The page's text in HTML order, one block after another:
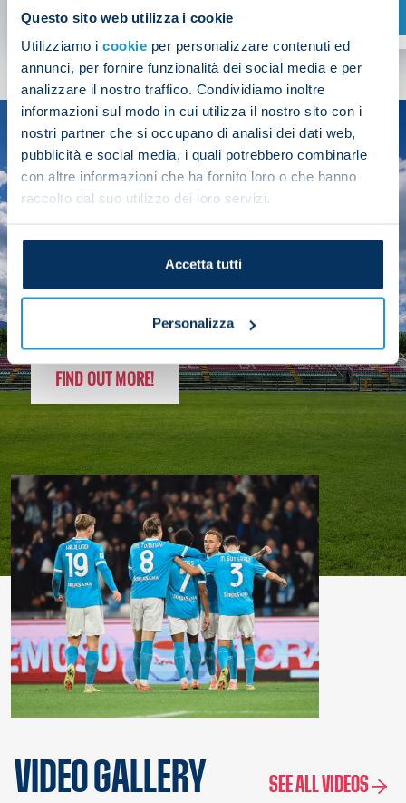
Questo sito web utilizza i cookie
Utilizziamo i cookie per personalizzare contenuti ed
annunci, per fornire funzionalità dei social media e per
analizzare il nostro traffico. Condividiamo inoltre
informazioni sul modo in cui utilizza il nostro sito con i
nostri partner che si occupano di analisi dei dati web,
pubblicità e social media, i quali potrebbero combinarle
con altre informazioni che ha fornito loro o che hanno
raccolto dal suo utilizzo dei loro servizi.
Accetta tutti
Personalizza
SHOP NOW
SEASON
2025/26
FOLLOW THE CHAMPS' JOURNEY
FIND OUT MORE!
VIDEO GALLERY SEE ALL VIDEOS